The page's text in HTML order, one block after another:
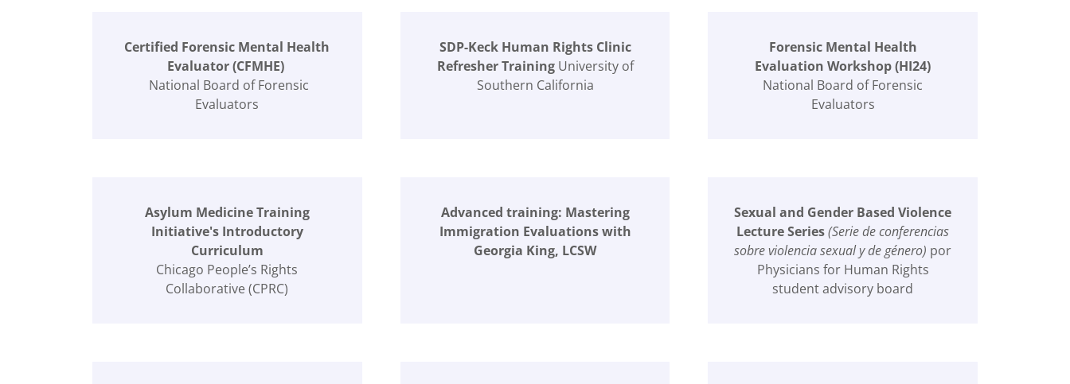
Certified Forensic Mental Health
Evaluator (CFMHE)
National Board of Forensic
Evaluators
SDP-Keck Human Rights Clinic
Refresher Training University of
Southern California
Forensic Mental Health
Evaluation Workshop (HI24)
National Board of Forensic
Evaluators
Asylum Medicine Training
Initiative's Introductory
Curriculum
Chicago People’s Rights
Collaborative (CPRC)
Advanced training: Mastering
Immigration Evaluations with
Georgia King, LCSW
Sexual and Gender Based Violence
Lecture Series(Serie de conferencias
sobre violencia sexual y de género) por
Physicians for Human Rights
student advisory board